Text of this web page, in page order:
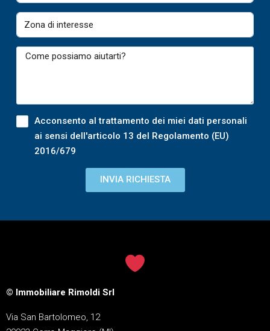
Acconsento al trattamento dei miei dati personali
ai sensi dell'articolo 13 del Regolamento (EU)
2016/679
INVIA RICHIESTA
© Immobiliare Rimoldi Srl
Via San Bartolomeo, 12